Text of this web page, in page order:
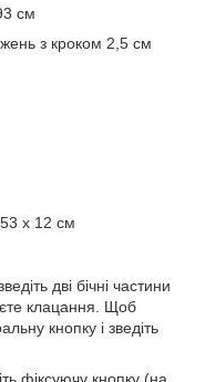
см
з кроком 2,5 см
х 12 см
дві бічні частини
клацання. Щоб
кнопку і зведіть